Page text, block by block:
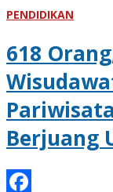
PENDIDIKAN
618
Berjuang